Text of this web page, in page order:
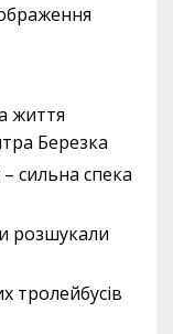
життя
Березка
сильна спека
розшукали
тролейбусів